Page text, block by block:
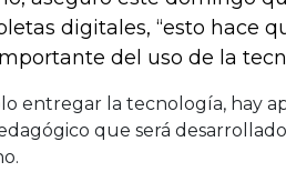
digitales, “esto hace
del uso de la
entregar la tecnología, hay
que será